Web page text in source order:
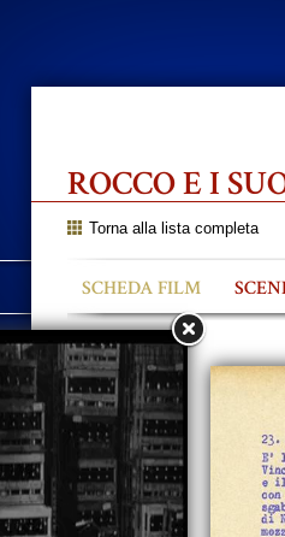
ROCCO E I
Torna alla lista completa
SCHEDA FILM
Close
Clip video